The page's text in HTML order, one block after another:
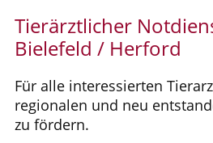
Tierärztlicher
Bielefeld / Herford
Für alle interessierten
regionalen und neu
zu fördern.